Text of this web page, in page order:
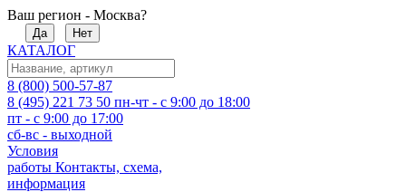
Ваш регион - Москва?
Да Нет
КАТАЛОГ
8 (800) 500-57-87
8 (495) 221 73 50 пн-чт - с 9:00 до 18:00
пт - с 9:00 до 17:00
сб-вс - выходной
Условия
работы Контакты, схема,
информация